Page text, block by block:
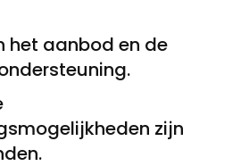
het aanbod en de
zijn